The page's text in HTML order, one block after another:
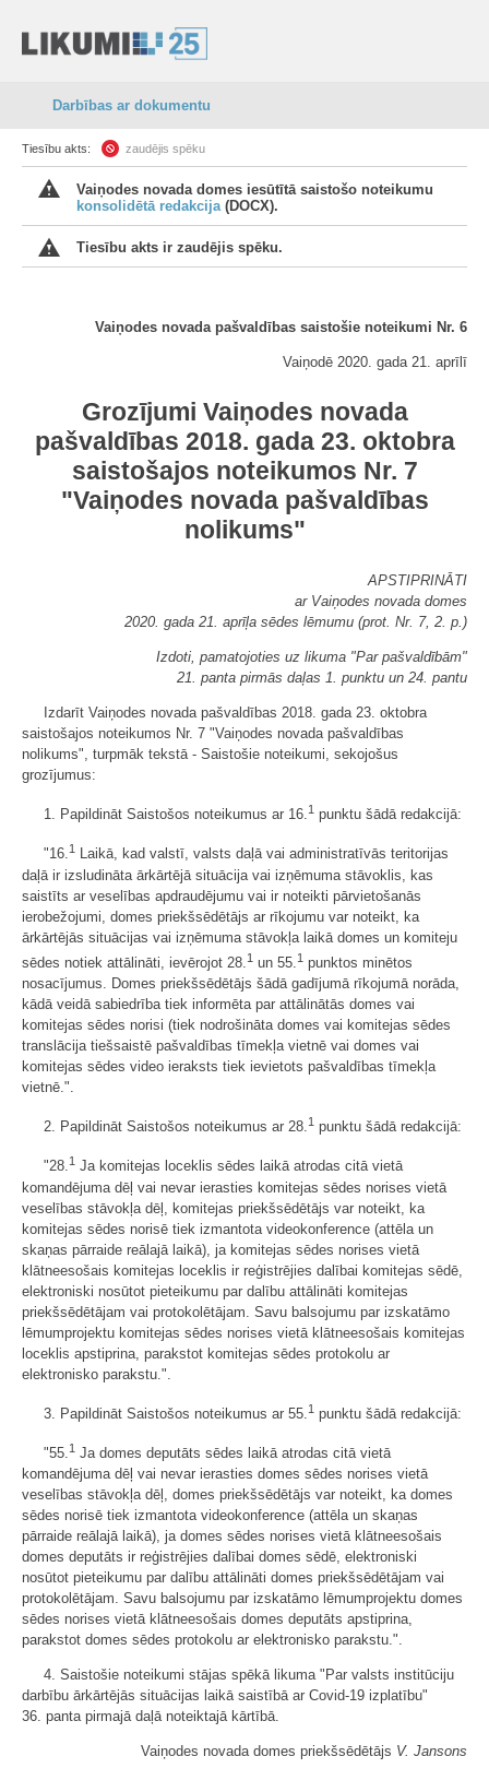
Darbības ar dokumentu
Tiesību akts: zaudējis spēku
Vaiņodes novada domes iesūtītā saistošo noteikumu
konsolidētā redakcija(DOCX).
Tiesību akts ir zaudējis spēku.
Vaiņodes novada pašvaldības saistošie noteikumi Nr. 6
Vaiņodē 2020. gada 21. aprīlī
Grozījumi Vaiņodes novada
pašvaldības 2018. gada 23. oktobra
saistošajos noteikumos Nr. 7
"Vaiņodes novada pašvaldības
nolikums"
APSTIPRINĀTI
ar Vaiņodes novada domes
2020. gada 21. aprīļa sēdes lēmumu (prot. Nr. 7, 2. p.)
Izdoti, pamatojoties uz likuma "Par pašvaldībām"
21. panta pirmās daļas 1. punktu un 24. pantu
Izdarīt Vaiņodes novada pašvaldības 2018. gada 23. oktobra
saistošajos noteikumos Nr. 7 "Vaiņodes novada pašvaldības
nolikums", turpmāk tekstā - Saistošie noteikumi, sekojošus
grozījumus:
1. Papildināt Saistošos noteikumus ar 16.1 punktu šādā redakcijā:
"16.1
Laikā, kad valstī, valsts daļā vai administratīvās teritorijas
daļā ir izsludināta ārkārtējā situācija vai izņēmuma stāvoklis, kas
saistīts ar veselības apdraudējumu vai ir noteikti pārvietošanās
ierobežojumi, domes priekšsēdētājs ar rīkojumu var noteikt, ka
ārkārtējās situācijas vai izņēmuma stāvokļa laikā domes un komiteju
sēdes notiek attālināti, ievērojot 28. 1 un 55. 1 punktos minētos
nosacījumus. Domes priekšsēdētājs šādā gadījumā rīkojumā norāda,
kādā veidā sabiedrība tiek informēta par attālinātās domes vai
komitejas sēdes norisi (tiek nodrošināta domes vai komitejas sēdes
translācija tiešsaistē pašvaldības tīmekļa vietnē vai domes vai
komitejas sēdes video ieraksts tiek ievietots pašvaldības tīmekļa
vietnē.".
2. Papildināt Saistošos noteikumus ar 28.1 punktu šādā redakcijā:
"28.1 Ja komitejas loceklis sēdes laikā atrodas citā vietā
komandējuma dēļ vai nevar ierasties komitejas sēdes norises vietā
veselības stāvokļa dēļ, komitejas priekšsēdētājs var noteikt, ka
komitejas sēdes norisē tiek izmantota videokonference (attēla un
skaņas pārraide reālajā laikā), ja komitejas sēdes norises vietā
klātneesošais komitejas loceklis ir reģistrējies dalībai komitejas sēdē,
elektroniski nosūtot pieteikumu par dalību attālināti komitejas
priekšsēdētājam vai protokolētājam. Savu balsojumu par izskatāmo
lēmumprojektu komitejas sēdes norises vietā klātneesošais komitejas
loceklis apstiprina, parakstot komitejas sēdes protokolu ar
elektronisko parakstu.".
3. Papildināt Saistošos noteikumus ar 55. 1 punktu šādā redakcijā:
"55.1 Ja domes deputāts sēdes laikā atrodas citā vietā
komandējuma dēļ vai nevar ierasties domes sēdes norises vietā
veselības stāvokļa dēļ, domes priekšsēdētājs var noteikt, ka domes
sēdes norisē tiek izmantota videokonference (attēla un skaņas
pārraide reālajā laikā), ja domes sēdes norises vietā klātneesošais
domes deputāts ir reģistrējies dalībai domes sēdē, elektroniski
nosūtot pieteikumu par dalību attālināti domes priekšsēdētājam vai
protokolētājam. Savu balsojumu par izskatāmo lēmumprojektu domes
sēdes norises vietā klātneesošais domes deputāts apstiprina,
parakstot domes sēdes protokolu ar elektronisko parakstu.".
4. Saistošie noteikumi stājas spēkā likuma "Par valsts institūciju
darbību ārkārtējās situācijas laikā saistībā ar Covid-19 izplatību"
36. panta pirmajā daļā noteiktajā kārtībā.
Vaiņodes novada domes priekšsēdētājs V. Jansons